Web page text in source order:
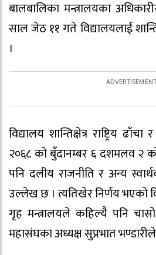
बालबालिका मन्त्रालयका
साल जेठ ११ गते विद्यालयलाई
।
विद्यालय शान्तिक्षेत्र राष्ट्रिय
२०६८ को बुँदानम्बर ६ दशमलव २
पनि दलीय राजनीति र अन्य
उल्लेख छ । त्यतिखेर निर्णय भएको
गृह मन्त्रालयले कहिल्यै पनि
महासंघका अध्यक्ष सुप्रभात